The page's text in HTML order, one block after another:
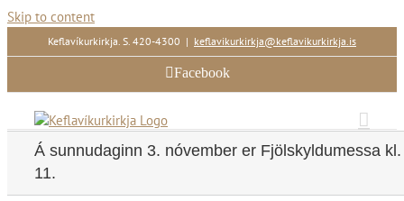
Skip to content
Keflavíkurkirkja. S. 420-4300 | keflavikurkirkja@keflavikurkirkja.is
Facebook
Á sunnudaginn 3. nóvember er Fjölskyldumessa kl.
11.